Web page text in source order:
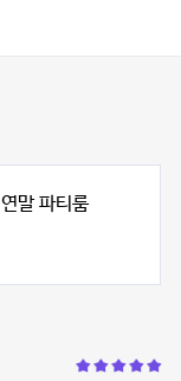
말 파티룸